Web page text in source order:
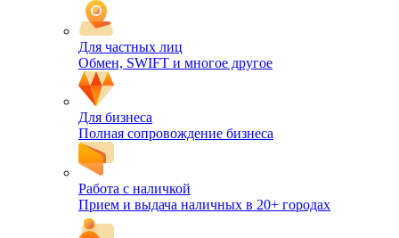
Для частных лиц
Обмен, SWIFT и многое другое
Для бизнеса
Полная сопровождение бизнеса
Работа с наличкой
Прием и выдача наличных в 20+ городах